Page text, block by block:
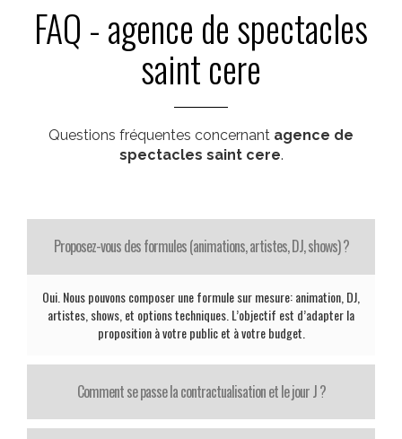
FAQ - agence de spectacles
saint cere
Questions fréquentes concernant agence de
spectacles saint cere.
Proposez-vous des formules (animations, artistes, DJ, shows) ?
Oui. Nous pouvons composer une formule sur mesure: animation, DJ,
artistes, shows, et options techniques. L’objectif est d’adapter la
proposition à votre public et à votre budget.
Comment se passe la contractualisation et le jour J ?